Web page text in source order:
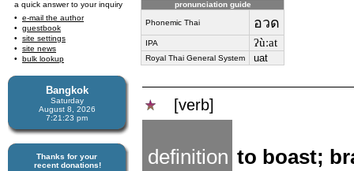
a quick answer to your inquiry
e-mail the author
guestbook
site settings
site news
bulk lookup
Bangkok
Saturday
August 8, 2026
7:21:23 pm
Thanks for your
recent donations!
pronunciation guide
Phonemic Thai อวด
IPA ʔùːat
Royal Thai General System uat
[verb]
definition to boast;